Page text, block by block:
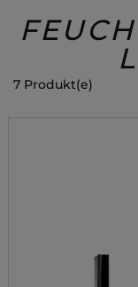
Beauty
7 Produkt(e)